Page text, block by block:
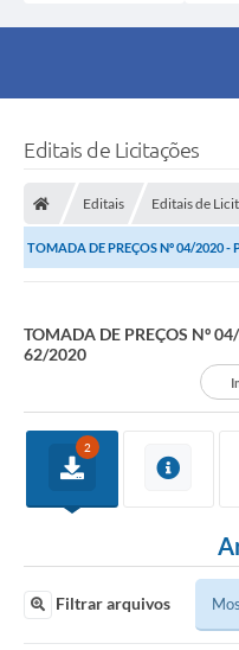
Editais de Licitações
Editais Editais de
TOMADA DE PREÇOS Nº 04/2020 -
TOMADA DE PREÇOS Nº
62/2020
2
Filtrar arquivos